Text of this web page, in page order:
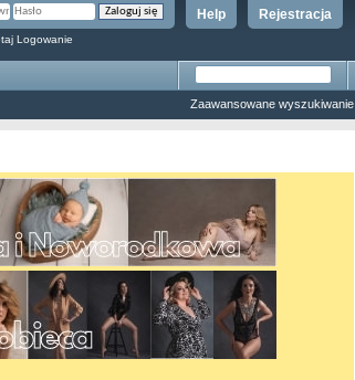
Rejestracja
Help
Logowanie
Zaawansowane wyszukiwanie